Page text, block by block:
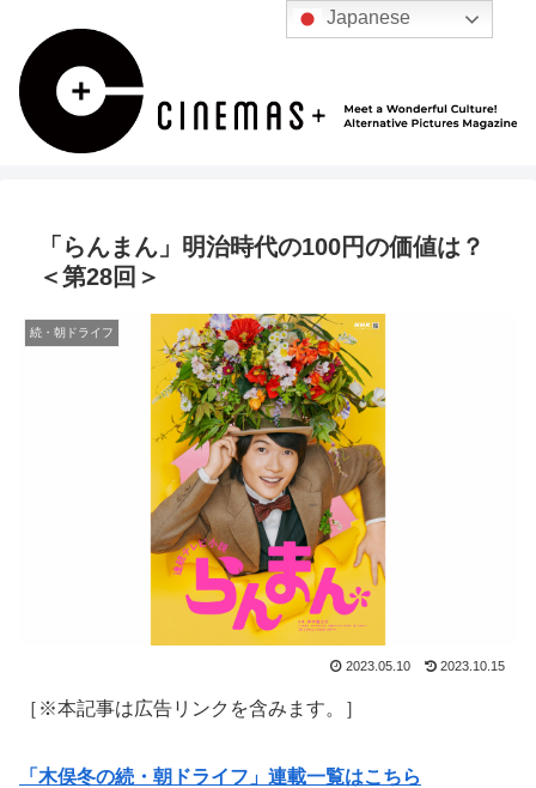
「らんまん」明治時代の100円の価値は？
＜第28回＞
続・朝ドライフ
2023.05.10 2023.10.15
［※本記事は広告リンクを含みます。］
「木俣冬の続・朝ドライフ」連載一覧はこちら
Japanese